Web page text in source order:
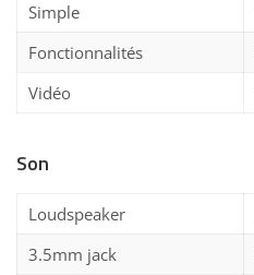
Simple
Fonctionnalités
Vidéo
Son
Loudspeaker
3.5mm jack